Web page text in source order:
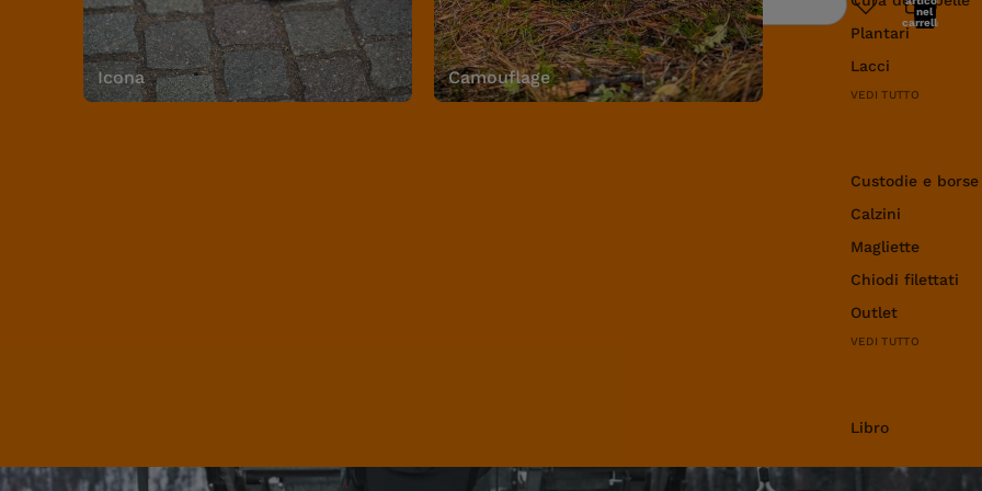
Icona Camouflage
Plantari
Lacci
VEDI TUTTO
Custodie e
Calzini
Magliette
Chiodi filettati
Outlet
VEDI TUTTO
Libro
Ricerca
nel
carrello: